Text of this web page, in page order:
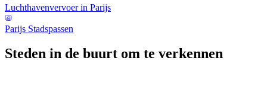
Luchthavenvervoer in Parijs
Parijs Stadspassen
Steden in de buurt om te verkennen